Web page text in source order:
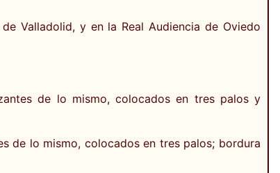
Valladolid, y en la Real Audiencia de Oviedo
de lo mismo, colocados en tres palos y
de lo mismo, colocados en tres palos; bordura